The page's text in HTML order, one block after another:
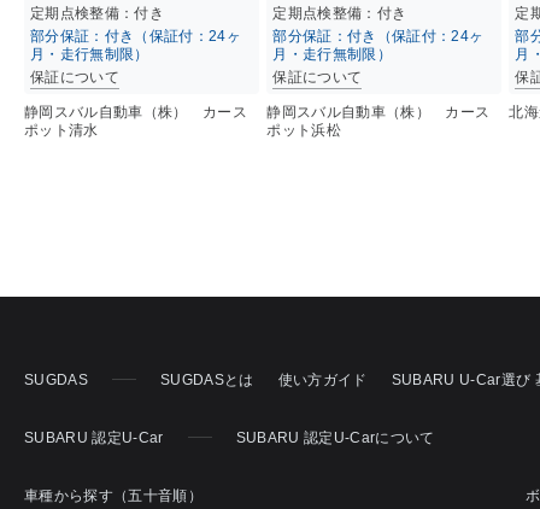
定期点検整備：付き
部分保証：付き（保証付：24ヶ
月・走行無制限）
保証について
静岡スバル自動車（株） カース
ポット清水
定期点検整備：付き
部分保証：付き（保証付：24ヶ
月・走行無制限）
保証について
静岡スバル自動車（株） カース
ポット浜松
定
部
月
保
北
SUGDAS SUGDASとは 使い方ガイド SUBARU U-Car選び
SUBARU 認定U-Car SUBARU 認定U-Carについて
車種から探す（五十音順）